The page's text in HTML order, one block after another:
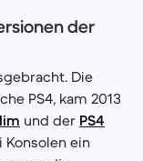
der
Die
PS4, kam 2013
und der PS4
Konsolen ein